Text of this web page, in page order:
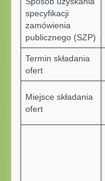
specyfikacji
zamówienia
publicznego (SZP)
Termin składania
ofert
Miejsce składania
ofert